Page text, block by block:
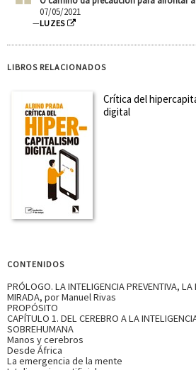
07/05/2021
—LUZES
LIBROS RELACIONADOS
Crítica del
digital
CONTENIDOS
PRÓLOGO. LA INTELIGENCIA PREVENTIVA,
MIRADA, por Manuel Rivas
PROPÓSITO
CAPÍTULO 1. DEL CEREBRO A LA
SOBREHUMANA
Manos y cerebros
Desde África
La emergencia de la mente